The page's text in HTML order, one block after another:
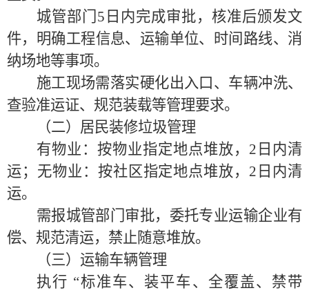
城管部门 5日内完成审批，核准后颁发文
件，明确工程信息、运输单位、
时间路线、消
纳场地等事项。
施工现场需落实硬化出入口、车辆冲洗、
查验准运证、规范装载等管理要求。
（二）居民装修垃圾管理
有物业：按物业指定地点堆放， 2日内清
运；无物业：按社区指定地点堆放， 2 日内清
运。
需报城管部门审批，委托专业运输企业有
偿、规范清运，禁止随意堆放。
（三）运输车辆管理
执行 “标准车、装平车、全覆盖、禁带